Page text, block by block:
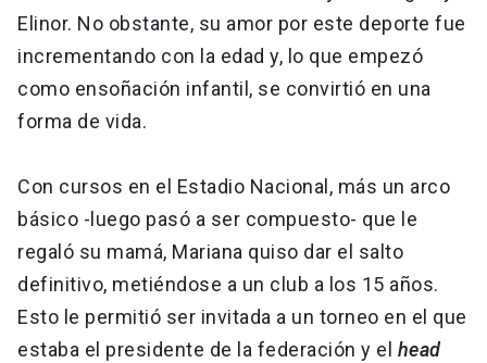
Elinor. No obstante, su amor por este deporte fue
incrementando con la edad y, lo que empezó
como ensoñación infantil, se convirtió en una
forma de vida.
Con cursos en el Estadio Nacional, más un arco
básico -luego pasó a ser compuesto- que le
regaló su mamá, Mariana quiso dar el salto
definitivo, metiéndose a un club a los 15 años.
Esto le permitió ser invitada a un torneo en el que
estaba el presidente de la federación y el head